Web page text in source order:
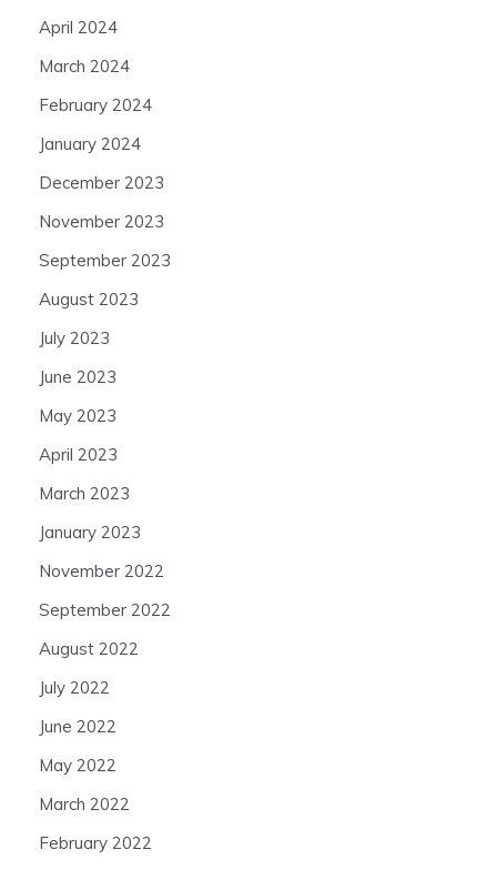
April 2024
March 2024
February 2024
January 2024
December 2023
November 2023
September 2023
August 2023
July 2023
June 2023
May 2023
April 2023
March 2023
January 2023
November 2022
September 2022
August 2022
July 2022
June 2022
May 2022
March 2022
February 2022